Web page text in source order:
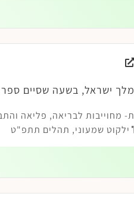
ישראל, בשעה שסיים
מחוייבות לבריאה, פליאה
ילקוט שמעוני, תהלים תתפ"ט